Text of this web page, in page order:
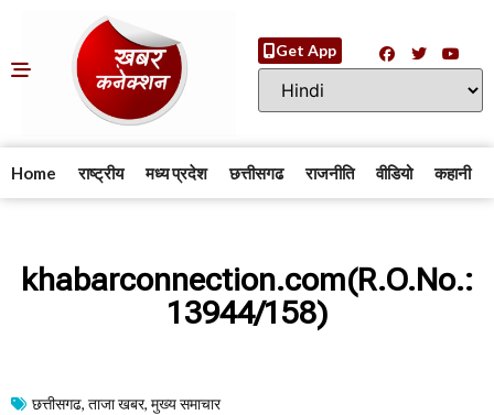
Get App
Home राष्ट्रीय मध्य प्रदेश छत्तीसगढ राजनीति वीडियो कहानी
khabarconnection.com(R.O.No.:
13944/158)
छत्तीसगढ, ताजा खबर, मुख्य समाचार​